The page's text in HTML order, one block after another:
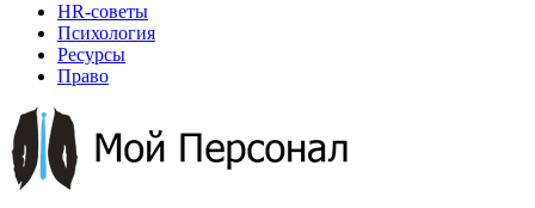
HR-советы
Психология
Ресурсы
Право